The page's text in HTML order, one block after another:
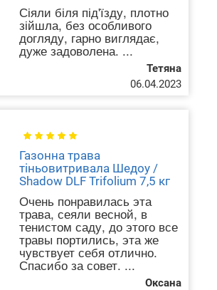
Сіяли біля під'їзду, плотно
зійшла, без особливого
догляду, гарно виглядає,
дуже задоволена. ...
Тетяна
06.04.2023
Газонна трава
тіньовитривала Шедоу /
Shadow DLF Trifolium 7,5 кг
Очень понравилась эта
трава, сеяли весной, в
тенистом саду, до этого все
травы портились, эта же
чувствует себя отлично.
Спасибо за совет. ...
Оксана